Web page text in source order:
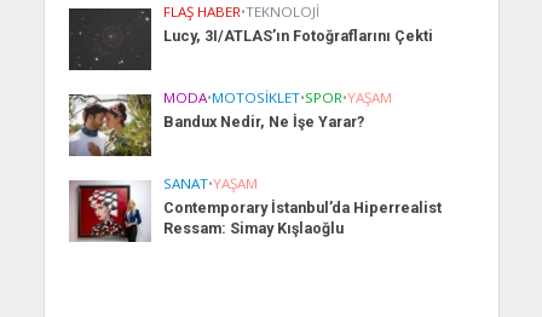
FLAŞ HABER•TEKNOLOJI
Lucy, 3I/ATLAS’ın Fotoğraflarını Çekti
MODA•MOTOSIKLET•SPOR•YAŞAM
Bandux Nedir, Ne İşe Yarar?
SANAT•YAŞAM
Contemporary İstanbul’da Hiperrealist
Ressam: Simay Kışlaoğlu